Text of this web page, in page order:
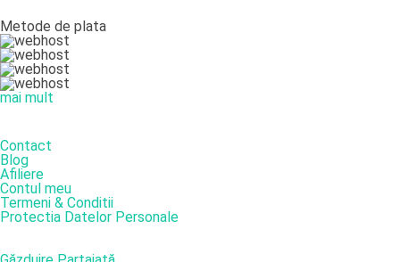
Metode de plata
mai mult
Contact
Blog
Afiliere
Contul meu
Termeni & Conditii
Protectia Datelor Personale